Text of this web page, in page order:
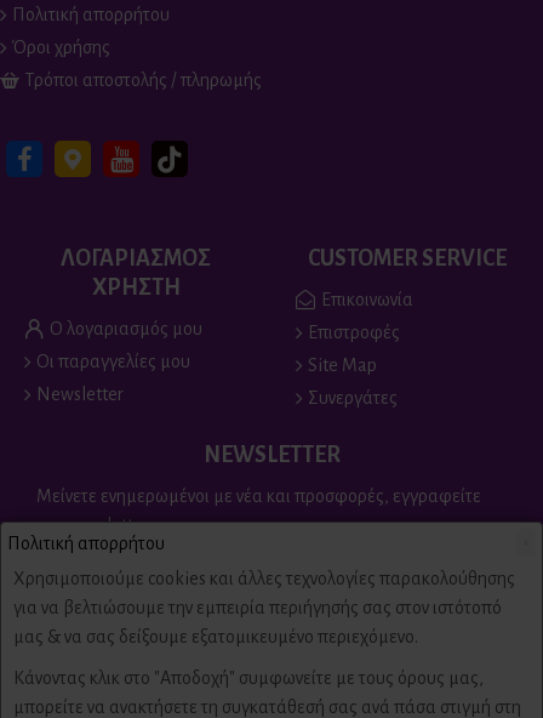
Πολιτική απορρήτου
Όροι χρήσης
Τρόποι αποστολής / πληρωμής
ΛΟΓΑΡΙΑΣΜΟΣ
ΧΡΗΣΤΗ
Ο λογαριασμός μου
Οι παραγγελίες μου
Newsletter
CUSTOMER SERVICE
Επικοινωνία
Επιστροφές
Site Map
Συνεργάτες
NEWSLETTER
Μείνετε ενημερωμένοι με νέα και προσφορές, εγγραφείτε
στο newsletter
Send
Πολιτική απορρήτου & όροι χρήσης
Πολιτική απορρήτου
Χρησιμοποιούμε cookies και άλλες τεχνολογίες παρακολούθησης
για να βελτιώσουμε την εμπειρία περιήγησής σας στον ιστότοπό
μας & να σας δείξουμε εξατομικευμένο περιεχόμενο.
Κάνοντας κλικ στο "Αποδοχή" συμφωνείτε με τους όρους μας,
μπορείτε να ανακτήσετε τη συγκατάθεσή σας ανά πάσα στιγμή στη